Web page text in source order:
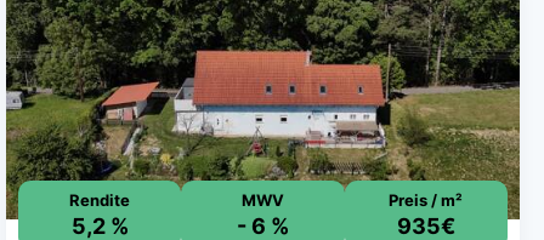
Rendite
5,2 %
MWV
- 6 %
Preis / m²
935€